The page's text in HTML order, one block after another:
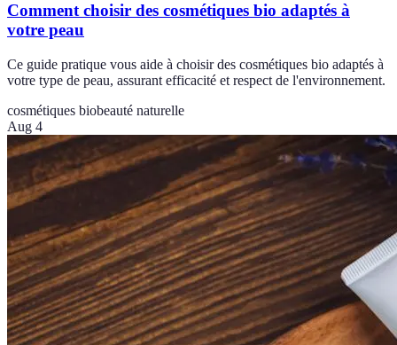
Comment choisir des cosmétiques bio adaptés à
votre peau
Ce guide pratique vous aide à choisir des cosmétiques bio adaptés à
votre type de peau, assurant efficacité et respect de l'environnement.
cosmétiques biobeauté naturelle
Aug 4